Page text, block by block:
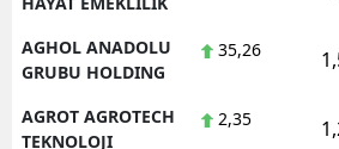
AGHOL ANADOLU
GRUBU HOLDING
35,26
AGROT AGROTECH
TEKNOLOJI
2,35